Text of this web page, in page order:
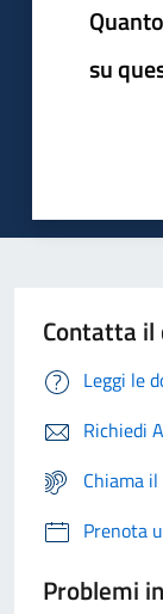
su
Contatta il
Leggi le
Richiedi
Chiama
Prenota
Problemi